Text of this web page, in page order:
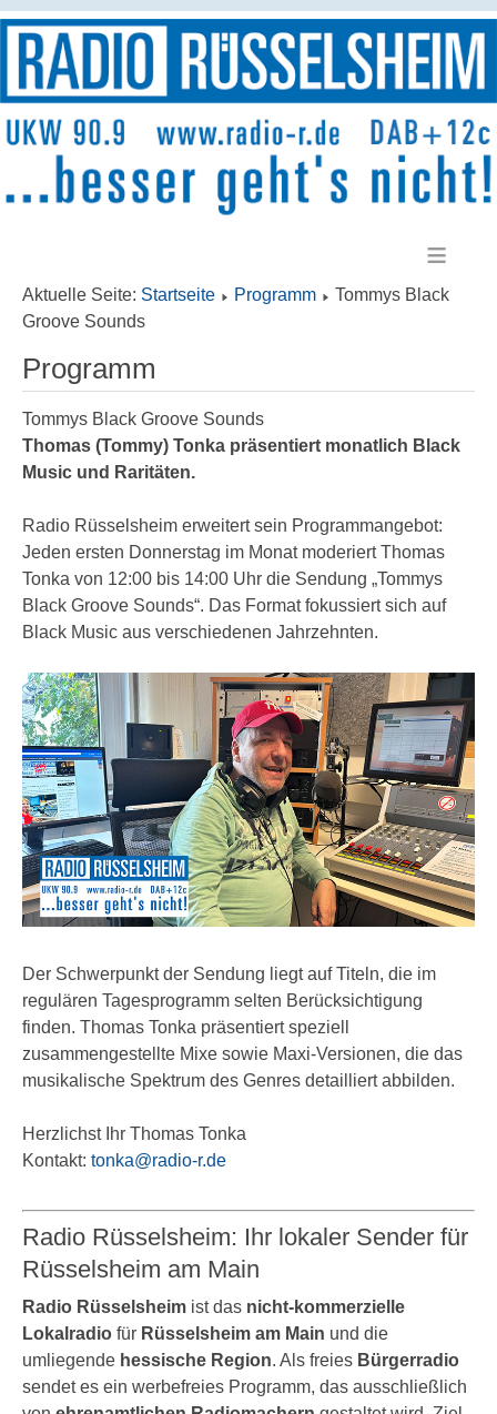
≡
Aktuelle Seite: Startseite Programm
Tommys Black
Groove Sounds
Programm
Tommys Black Groove Sounds
Thomas (Tommy) Tonka präsentiert monatlich Black
Music und Raritäten.
Radio Rüsselsheim erweitert sein Programmangebot:
Jeden ersten Donnerstag im Monat moderiert Thomas
Tonka von 12:00 bis 14:00 Uhr die Sendung „Tommys
Black Groove Sounds“. Das Format fokussiert sich auf
Black Music aus verschiedenen Jahrzehnten.
Der Schwerpunkt der Sendung liegt auf Titeln, die im
regulären Tagesprogramm selten Berücksichtigung
finden. Thomas Tonka präsentiert speziell
zusammengestellte Mixe sowie Maxi-Versionen, die das
musikalische Spektrum des Genres detailliert abbilden.
Herzlichst Ihr Thomas Tonka
Kontakt: tonka@radio-r.de
Radio Rüsselsheim: Ihr lokaler Sender für
Rüsselsheim am Main
Radio Rüsselsheim ist das nicht-kommerzielle
Lokalradio für Rüsselsheim am Main und die
umliegende hessische Region. Als freies Bürgerradio
sendet es ein werbefreies Programm, das ausschließlich